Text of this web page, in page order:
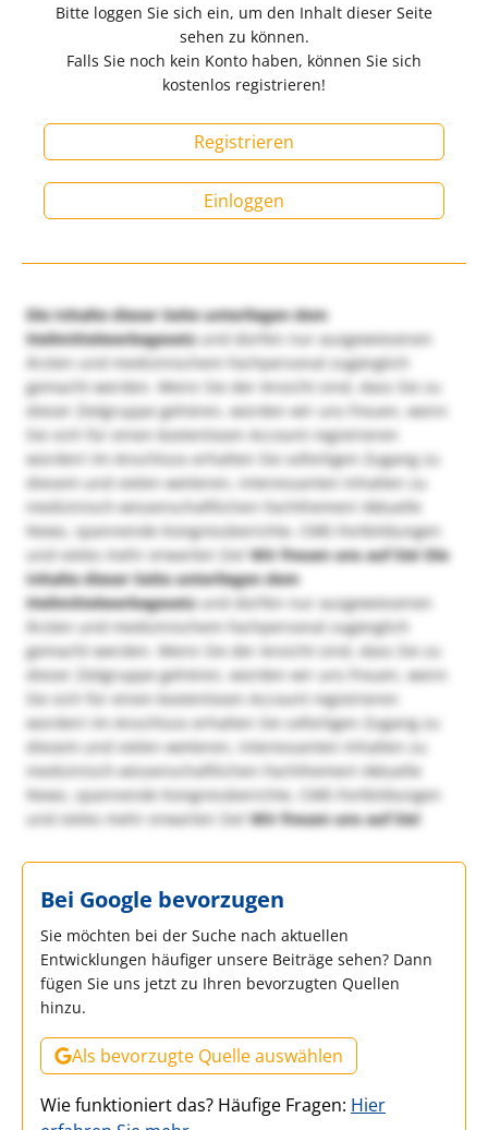
Bitte loggen Sie sich ein, um den Inhalt dieser Seite
sehen zu können.
Falls Sie noch kein Konto haben, können Sie sich
kostenlos registrieren!
Registrieren
Einloggen
Die Inhalte dieser Seite unterliegen dem
Heilmittelwerbegesetzund dürfen nur ausgewiesenen
Ärzten und medizinischem Fachpersonal zugänglich
gemacht werden. Wenn Sie der Ansicht sind, dass Sie zu
dieser Zielgruppe gehören, würden wir uns freuen, wenn
Sie sich für einen kostenlosen Account registrieren
würden! Im Anschluss erhalten Sie sofortigen Zugang zu
diesem und vielen weiteren, interessanten Inhalten zu
medizinisch-wissenschaftlichen Fachthemen! Aktuelle
News, spannende Kongressberichte, CME-Fortbildungen
und vieles mehr erwarten Sie!Wir freuen uns auf Sie! Die
Inhalte dieser Seite unterliegen dem
Heilmittelwerbegesetzund dürfen nur ausgewiesenen
Ärzten und medizinischem Fachpersonal zugänglich
gemacht werden. Wenn Sie der Ansicht sind, dass Sie zu
dieser Zielgruppe gehören, würden wir uns freuen, wenn
Sie sich für einen kostenlosen Account registrieren
würden! Im Anschluss erhalten Sie sofortigen Zugang zu
diesem und vielen weiteren, interessanten Inhalten zu
medizinisch-wissenschaftlichen Fachthemen! Aktuelle
News, spannende Kongressberichte, CME-Fortbildungen
und vieles mehr erwarten Sie!Wir freuen uns auf Sie!
Bei Google bevorzugen
Sie möchten bei der Suche nach aktuellen
Entwicklungen häufiger unsere Beiträge sehen? Dann
fügen Sie uns jetzt zu Ihren bevorzugten Quellen
hinzu.
Als bevorzugte Quelle auswählen
Wie funktioniert das? Häufige Fragen: Hier